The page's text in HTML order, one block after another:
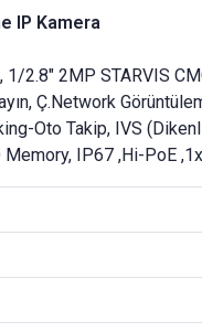
IP Kamera
2.8" 2MP STARVIS
Ç.Network
Oto Takip, IVS
IP67 ,Hi-PoE